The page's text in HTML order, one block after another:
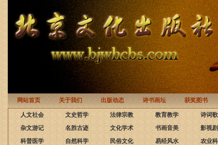
网站首页 关于我们 出版动态 诗书画坛 获奖图书
人文社会 文史哲学 法律宗教 教育教学
诗词
杂文游记
名胜古迹 文化学术 书画音美
影视
科普医学
自然科学 民俗文化 易经风水 农业